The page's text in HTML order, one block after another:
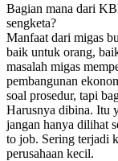
Bagian mana dari
sengketa?
Manfaat dari migas
baik untuk orang,
masalah migas
pembangunan
soal prosedur, tapi
Harusnya dibina. Itu
jangan hanya dilihat
to job. Sering terjadi
perusahaan kecil.